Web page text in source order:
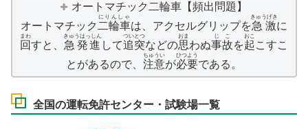
オートマチック二輪車【頻出問題】
オートマチック 二輪車
にりんしゃ
は、アクセルグリップを急激
きゅうげき
に
回
まわ
すと、 急発進
きゅうはっしん
して追突
ついとつ
などの思
おま
わぬ事故
じこ
を起
おこ
こすこ
とがあるので、 注意
ちゅうい
が必要
ひつよう
である。
全国の運転免許センター・試験場一覧